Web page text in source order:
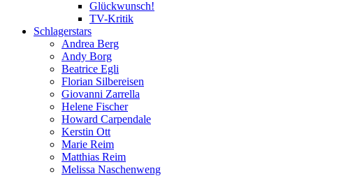
Glückwunsch!
TV-Kritik
Schlagerstars
Andrea Berg
Andy Borg
Beatrice Egli
Florian Silbereisen
Giovanni Zarrella
Helene Fischer
Howard Carpendale
Kerstin Ott
Marie Reim
Matthias Reim
Melissa Naschenweng